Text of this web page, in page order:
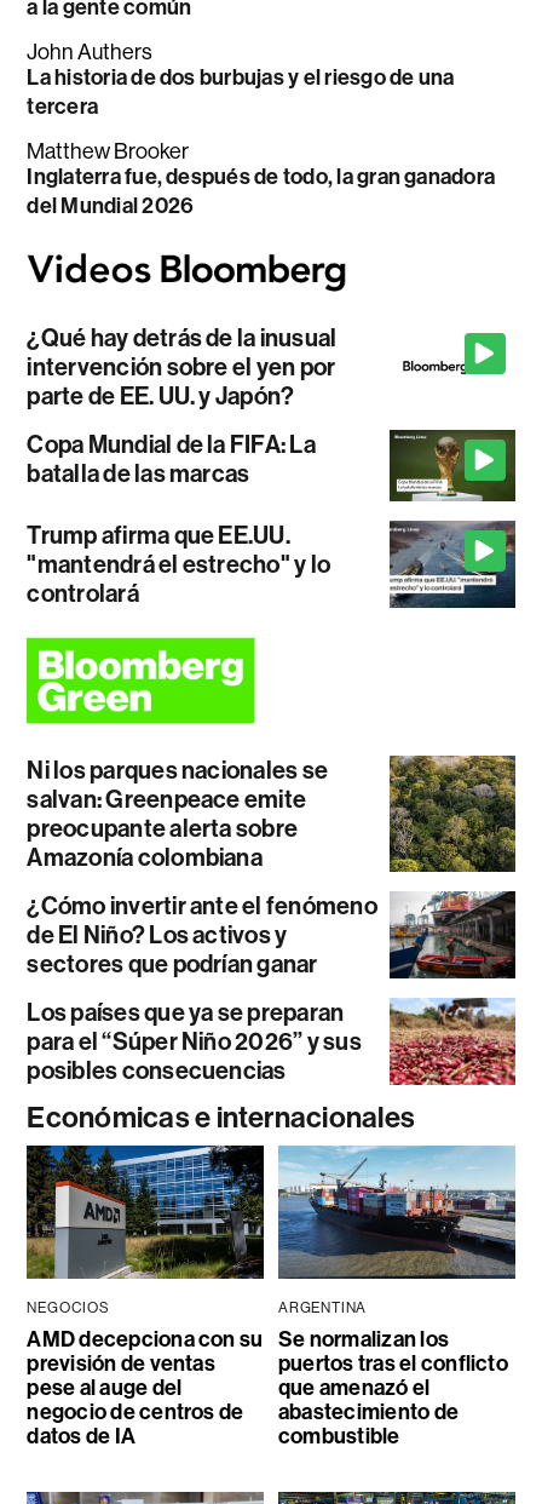
a la gente común
John Authers
La historia de dos burbujas y el riesgo de una
tercera
Matthew Brooker
Inglaterra fue, después de todo, la gran ganadora
del Mundial 2026
¿Qué hay detrás de la inusual
intervención sobre el yen por
parte de EE. UU. y Japón?
Copa Mundial de la FIFA: La
batalla de las marcas
Trump afirma que EE.UU.
"mantendrá el estrecho" y lo
controlará
Ni los parques nacionales se
salvan: Greenpeace emite
preocupante alerta sobre
Amazonía colombiana
¿Cómo invertir ante el fenómeno
de El Niño? Los activos y
sectores que podrían ganar
Los países que ya se preparan
para el “Súper Niño 2026” y sus
posibles consecuencias
Económicas e internacionales
NEGOCIOS
AMD decepciona con su
previsión de ventas
pese al auge del
negocio de centros de
datos de IA
ARGENTINA
Se normalizan los
puertos tras el conflicto
que amenazó el
abastecimiento de
combustible